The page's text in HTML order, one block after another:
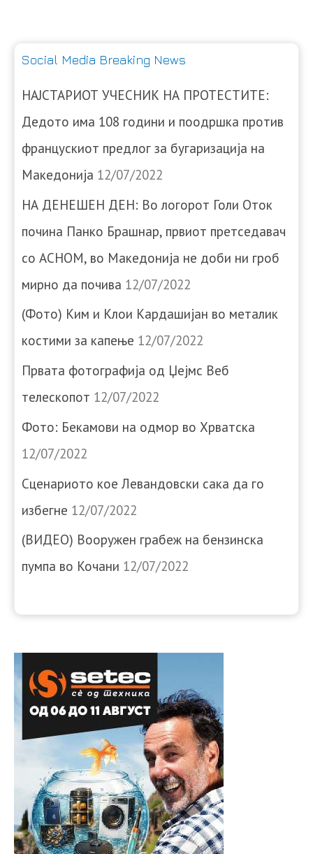
Social Media Breaking News
НАЈСТАРИОТ УЧЕСНИК НА ПРОТЕСТИТЕ:
Дедото има 108 години и поодршка против
францускиот предлог за бугаризација на
Македонија 12/07/2022
НА ДЕНЕШЕН ДЕН: Во логорот Голи Оток
почина Панко Брашнар, првиот претседавач
со АСНОМ, во Македонија не доби ни гроб
мирно да почива 12/07/2022
(Фото) Ким и Клои Кардашијан во металик
костими за капење 12/07/2022
Првата фотографија од Џејмс Веб
телескопот 12/07/2022
Фото: Бекамови на одмор во Хрватска
12/07/2022
Сценариото кое Левандовски сака да го
избегне 12/07/2022
(ВИДЕО) Вооружен грабеж на бензинска
пумпа во Кочани 12/07/2022